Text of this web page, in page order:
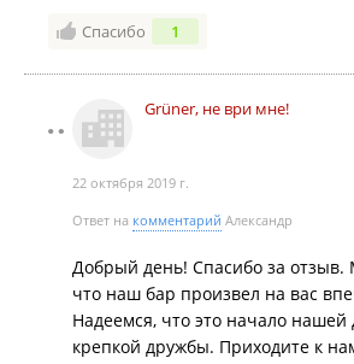
Спасибо 1
Grüner, не ври мне!
22 октября 2019 г.
Ответ на комментарий Александр
Добрый день! Спасибо за
что наш бар произвел на вас
Надеемся, что это начало нашей
крепкой дружбы. Приходите к